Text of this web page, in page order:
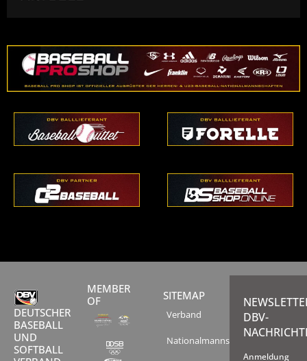
DEUTSCHER
BASEBALL
UND
SOFTBALL
MEMBER
OF
SITEMAP
Verband
Nationalmannschaften
DBV-
Anmeldung